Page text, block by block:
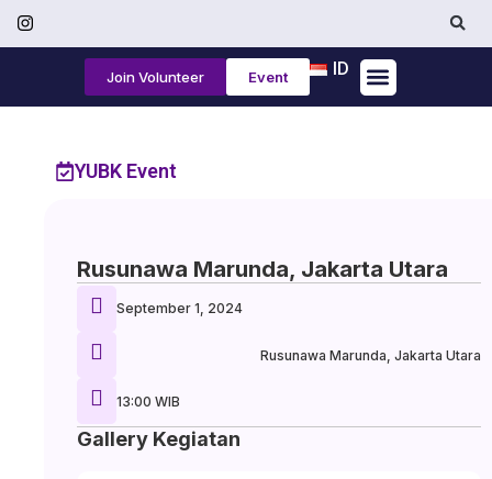
ID
Join Volunteer Event
YUBK Event
Rusunawa Marunda, Jakarta Utara
September 1, 2024
Rusunawa Marunda, Jakarta Utara
13:00 WIB
Gallery Kegiatan